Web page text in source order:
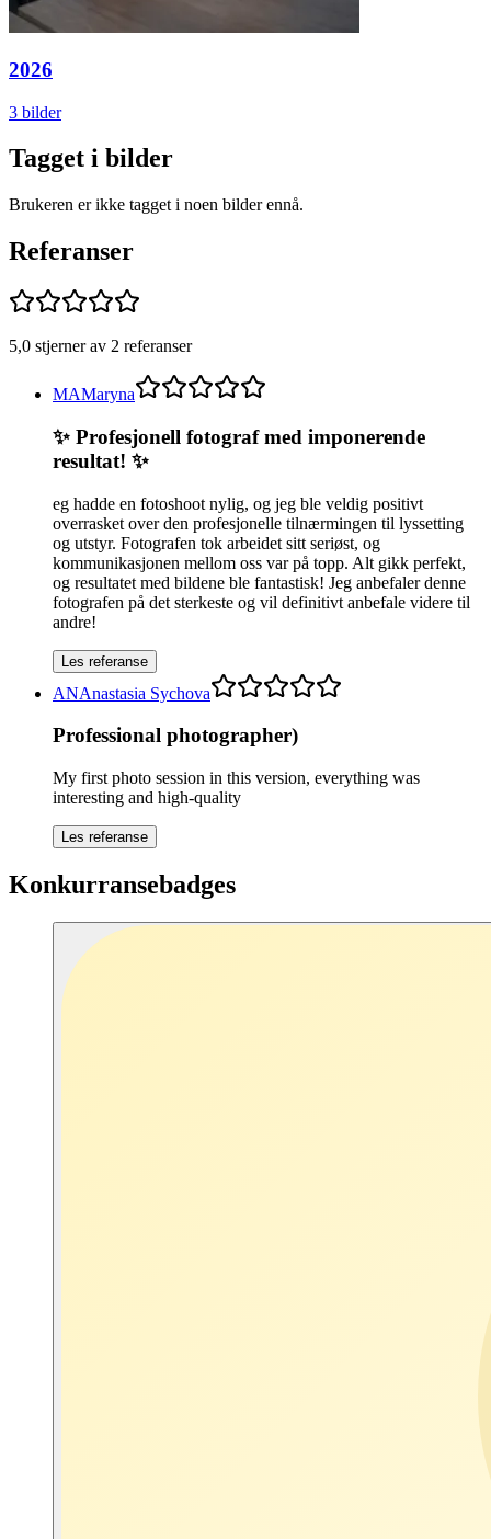
2026
3 bilder
Tagget i bilder
Brukeren er ikke tagget i noen bilder ennå.
Referanser
5,0 stjerner av 2 referanser
MAMaryna
✨ Profesjonell fotograf med imponerende
resultat! ✨
eg hadde en fotoshoot nylig, og jeg ble veldig positivt
overrasket over den profesjonelle tilnærmingen til lyssetting
og utstyr. Fotografen tok arbeidet sitt seriøst, og
kommunikasjonen mellom oss var på topp. Alt gikk perfekt,
og resultatet med bildene ble fantastisk! Jeg anbefaler denne
fotografen på det sterkeste og vil definitivt anbefale videre til
andre!
Les referanse
ANAnastasia Sychova
Professional photographer)
My first photo session in this version, everything was
interesting and high-quality
Les referanse
Konkurransebadges